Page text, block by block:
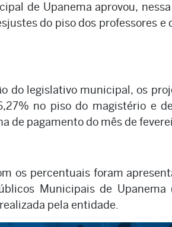
de Upanema aprovou,
do piso dos professores
do legislativo municipal, os
no piso do magistério e
de pagamento do mês de
os percentuais foram
Municipais de
pela entidade.